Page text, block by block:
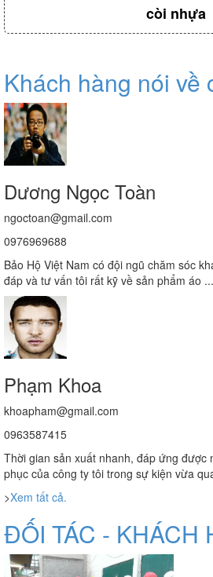
còi nhựa
Khách hàng nói về
Dương Ngọc Toàn
ngoctoan@gmail.com
0976969688
Bảo Hộ Việt Nam có đội ngũ chăm sóc
đáp và tư vấn tôi rất kỹ về sản phẩm áo ...
Phạm Khoa
khoapham@gmail.com
0963587415
Thời gian sản xuất nhanh, đáp ứng được
phục của công ty tôi trong sự kiện vừa
>Xem tất cả.
ĐỐI TÁC - KHÁCH